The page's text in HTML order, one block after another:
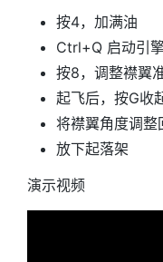
按4，加满油
Ctrl+Q 启动引
按8，调整襟翼
起飞后，按G收
将襟翼角度调整
放下起落架
演示视频